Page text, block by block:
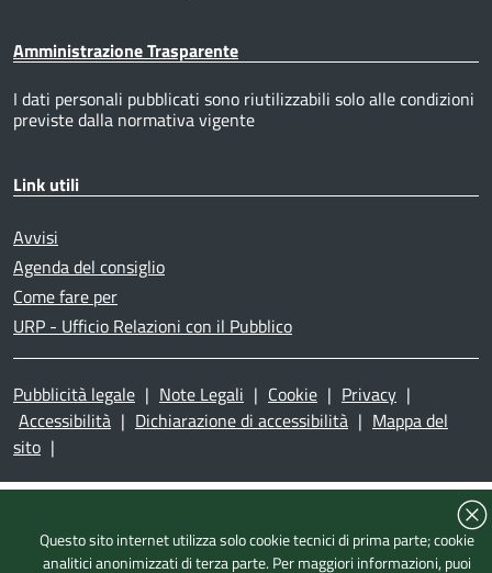
Amministrazione Trasparente
I dati personali pubblicati sono riutilizzabili solo alle condizioni
previste dalla normativa vigente
Link utili
Avvisi
Agenda del consiglio
Come fare per
URP - Ufficio Relazioni con il Pubblico
Pubblicità legale | Note Legali | Cookie | Privacy |
Accessibilità | Dichiarazione di accessibilità | Mappa del
sito |
Questo sito internet utilizza solo cookie tecnici di prima parte; cookie
analitici anonimizzati di terza parte. Per maggiori informazioni, puoi